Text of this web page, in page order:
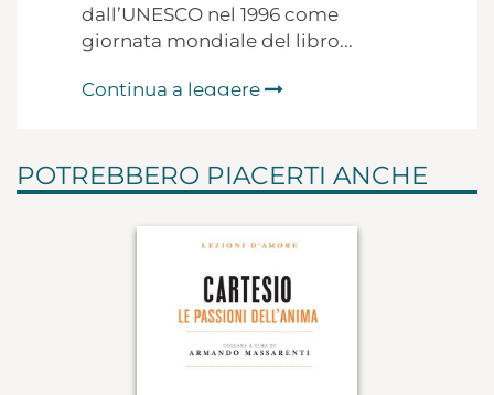
dall’UNESCO nel 1996 come
giornata mondiale del libro...
Continua a leggere
POTREBBERO PIACERTI ANCHE